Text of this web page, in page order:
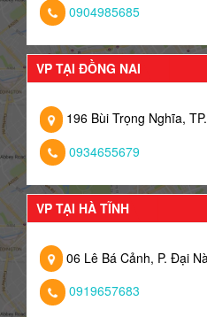
0904985685
VP TẠI ĐỒNG NAI
196 Bùi Trọng Nghĩa,
0934655679
VP TẠI HÀ TĨNH
06 Lê Bá Cảnh, P. Đại
0919657683